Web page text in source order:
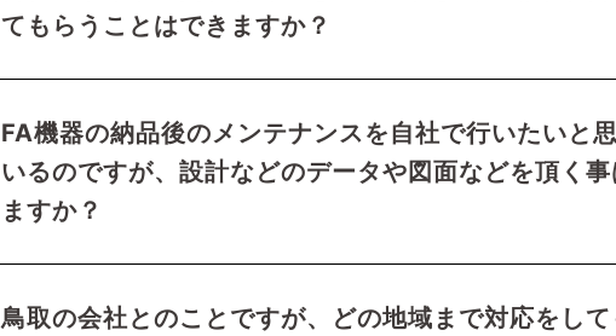
てもらうことはできますか？
FA機器の納品後のメンテナンスを自社で行いたいと
いるのですが、設計などのデータや図面などを頂く
ますか？
鳥取の会社とのことですが、どの地域まで対応をし